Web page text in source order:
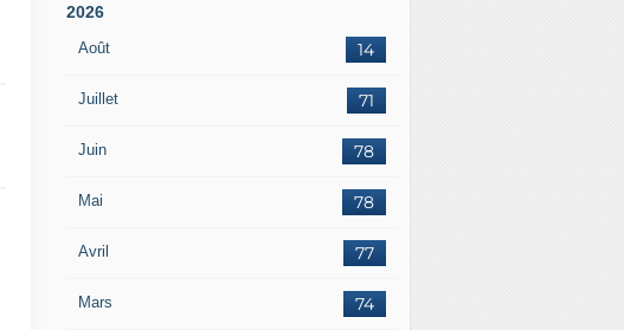
2026
Août 14
Juillet 71
Juin 78
Mai 78
Avril 77
Mars 74